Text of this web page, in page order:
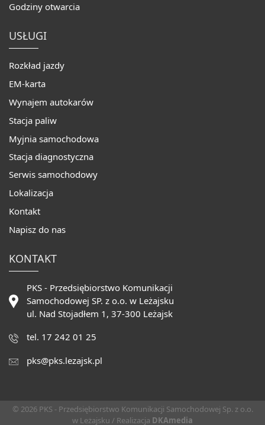
Godziny otwarcia
USŁUGI
Rozkład jazdy
EM-karta
Wynajem autokarów
Stacja paliw
Myjnia samochodowa
Stacja diagnostyczna
Serwis samochodowy
Lokalizacja
Kontakt
Napisz do nas
KONTAKT
PKS - Przedsiębiorstwo Komunikacji
Samochodowej SP. z o.o. w Leżajsku
ul. Nad Stojadłem 1, 37-300 Leżajsk
tel. 17 242 01 25
pks@pks.lezajsk.pl
© 2026 PKS - Przedsiębiorstwo Komunikacji Samochodowej Sp. z o.o.
w Leżajsku / Realizacja DKAmedia